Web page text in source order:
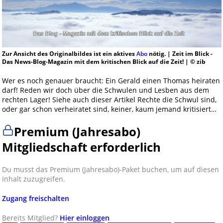
Zur Ansicht des Originalbildes ist ein aktivesAbonötig. | Zeit im Blick -
Das News-Blog-Magazin mit dem kritischen Blick auf die Zeit! | © zib
Wer es noch genauer braucht: Ein Gerald einen Thomas heiraten
darf! Reden wir doch über die Schwulen und Lesben aus dem
rechten Lager! Siehe auch dieser Artikel Rechte die Schwul sind,
oder gar schon verheiratet sind, keiner, kaum jemand kritisiert…
Premium (Jahresabo)
Mitgliedschaft erforderlich
Du musst das Premium (Jahresabo)-Paket buchen, um auf diesen
Inhalt zuzugreifen.
Zugang freischalten
Bereits Mitglied? Hier einloggen